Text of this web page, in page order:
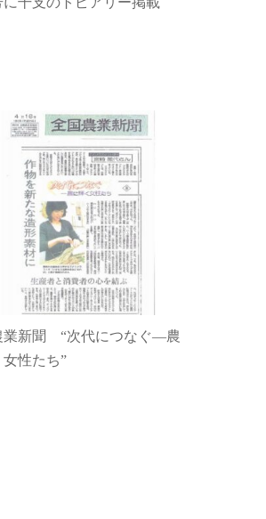
業新聞 “次代につなぐ―農
女性たち”